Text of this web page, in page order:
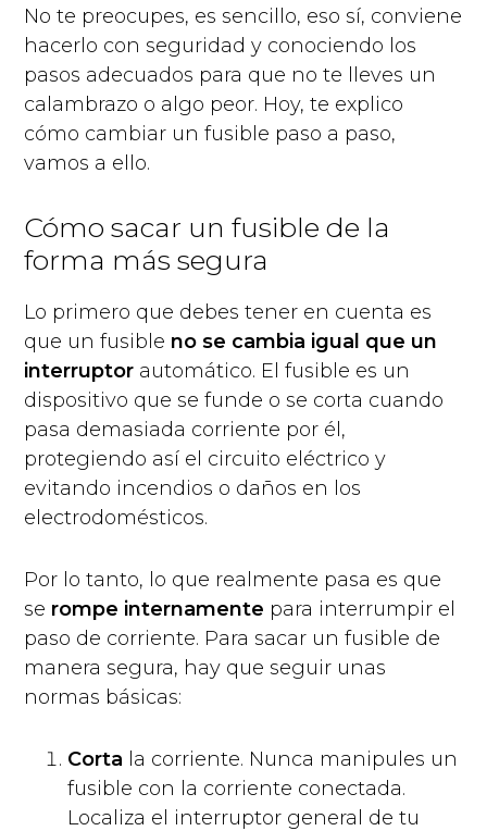
No te preocupes, es sencillo, eso sí, conviene
hacerlo con seguridad y conociendo los
pasos adecuados para que no te lleves un
calambrazo o algo peor. Hoy, te explico
cómo cambiar un fusible paso a paso,
vamos a ello.
Cómo sacar un fusible de la
forma más segura
Lo primero que debes tener en cuenta es
que un fusible no se cambia igual que un
interruptor automático. El fusible es un
dispositivo que se funde o se corta cuando
pasa demasiada corriente por él,
protegiendo así el circuito eléctrico y
evitando incendios o daños en los
electrodomésticos.
Por lo tanto, lo que realmente pasa es que
se rompe internamente para interrumpir el
paso de corriente. Para sacar un fusible de
manera segura, hay que seguir unas
normas básicas:
Corta la corriente. Nunca manipules un
fusible con la corriente conectada.
Localiza el interruptor general de tu